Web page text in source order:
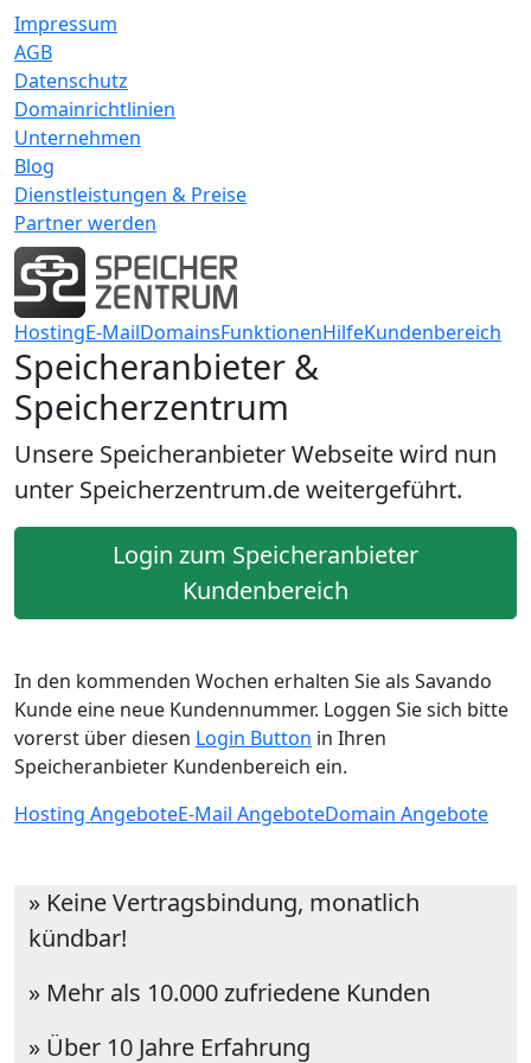
Impressum
AGB
Datenschutz
Domainrichtlinien
Unternehmen
Blog
Dienstleistungen & Preise
Partner werden
HostingE-MailDomainsFunktionenHilfeKundenbereich
Speicheranbieter &
Speicherzentrum
Unsere Speicheranbieter Webseite wird nun
unter Speicherzentrum.de weitergeführt.
Login zum Speicheranbieter
Kundenbereich
In den kommenden Wochen erhalten Sie als Savando
Kunde eine neue Kundennummer. Loggen Sie sich bitte
vorerst über diesen Login Button in Ihren
Speicheranbieter Kundenbereich ein.
Hosting AngeboteE-Mail AngeboteDomain Angebote
» Keine Vertragsbindung, monatlich
kündbar!
» Mehr als 10.000 zufriedene Kunden
» Über 10 Jahre Erfahrung